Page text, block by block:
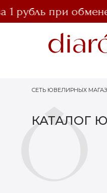
рубль при обмене
СЕТЬ ЮВЕЛИРНЫХ
КАТАЛОГ